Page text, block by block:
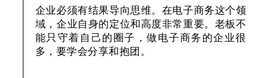
企业必须有结果导向思维。在电子商务这个领
域，企业自身的定位和高度非常重要。老板不
能只守着自己的圈子，做电子商务的企业很
多，要学会分享和抱团。